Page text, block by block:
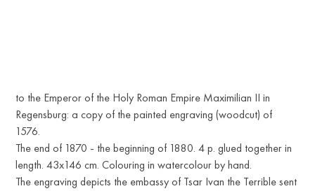
to the Emperor of the Holy Roman Empire Maximilian II in
Regensburg: a copy of the painted engraving (woodcut) of
1576.
The end of 1870 - the beginning of 1880. 4 p. glued together in
length. 43x146 cm. Colouring in watercolour by hand.
The engraving depicts the embassy of Tsar Ivan the Terrible sent